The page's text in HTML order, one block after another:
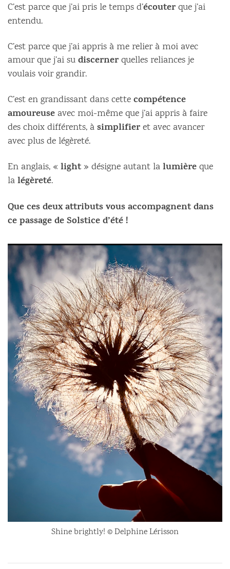
C’est parce que j’ai pris le temps d’écouterque j’ai
entendu.
C’est parce que j’ai appris à me relier à moi avec
amour que j’ai sudiscernerquelles reliances je
voulais voir grandir.
C’est en grandissant dans cettecompétence
amoureuse avec moi-même que j’ai appris à faire
des choix différents, àsimplifieret avec avancer
avec plus de légèreté.
En anglais, «light» désigne autant lalumièreque
lalégèreté.
Que ces deux attributs vous accompagnent dans
ce passage de Solstice d’été !
Shine brightly! © Delphine Lérisson